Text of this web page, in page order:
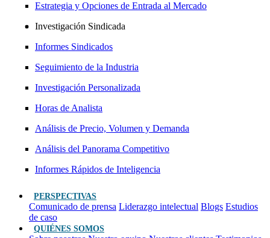
Estrategia y Opciones de Entrada al Mercado
Investigación Sindicada
Informes Sindicados
Seguimiento de la Industria
Investigación Personalizada
Horas de Analista
Análisis de Precio, Volumen y Demanda
Análisis del Panorama Competitivo
Informes Rápidos de Inteligencia
PERSPECTIVAS
Comunicado de prensa Liderazgo intelectual Blogs Estudios
de caso
QUIÉNES SOMOS